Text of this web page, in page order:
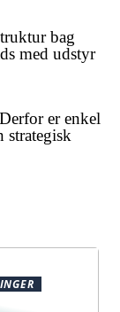
bag
med udstyr
er enkel
strategisk